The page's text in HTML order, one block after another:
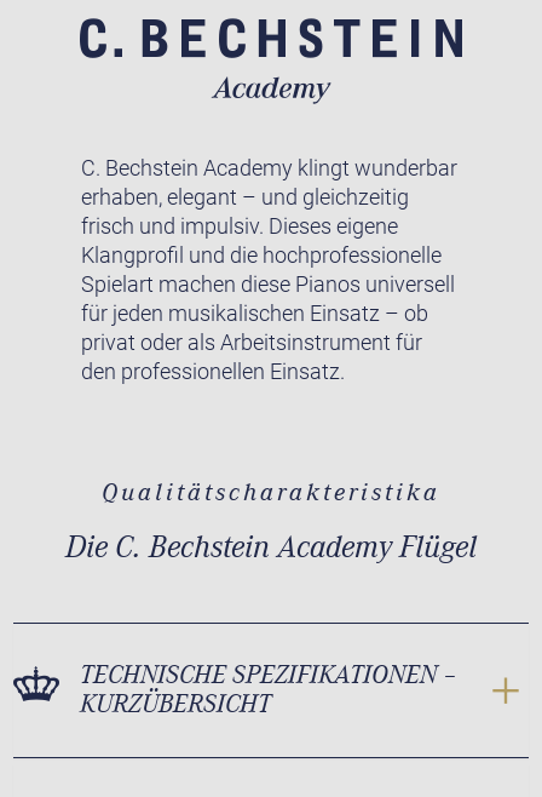
C. Bechstein Academy klingt wunderbar
erhaben, elegant – und gleichzeitig
frisch und impulsiv. Dieses eigene
Klangprofil und die hochprofessionelle
Spielart machen diese Pianos universell
für jeden musikalischen Einsatz – ob
privat oder als Arbeitsinstrument für
den professionellen Einsatz.
Qualitätscharakteristika
Die C. Bechstein Academy Flügel
TECHNISCHE SPEZIFIKATIONEN –
KURZÜBERSICHT